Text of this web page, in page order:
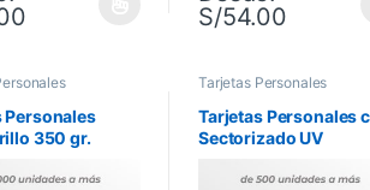
opciones se pueden elegir en la página de
tiene múltiples variantes. Las opciones
S/54.00
Este producto tiene
Personales
350 gr.
Tarjetas Personales
Tarjetas Personales
Sectorizado UV